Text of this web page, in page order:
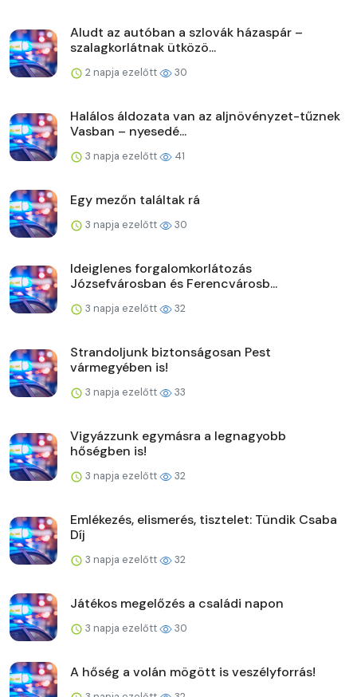
Aludt az autóban a szlovák házaspár –
szalagkorlátnak ütközö...
2 napja ezelőtt 30
Halálos áldozata van az aljnövényzet-tűznek
Vasban – nyesedé...
3 napja ezelőtt 41
Egy mezőn találtak rá
3 napja ezelőtt 30
Ideiglenes forgalomkorlátozás
Józsefvárosban és Ferencvárosb...
3 napja ezelőtt 32
Strandoljunk biztonságosan Pest
vármegyében is!
3 napja ezelőtt 33
Vigyázzunk egymásra a legnagyobb
hőségben is!
3 napja ezelőtt 32
Emlékezés, elismerés, tisztelet: Tündik Csaba
Díj
3 napja ezelőtt 32
Játékos megelőzés a családi napon
3 napja ezelőtt 30
A hőség a volán mögött is veszélyforrás!